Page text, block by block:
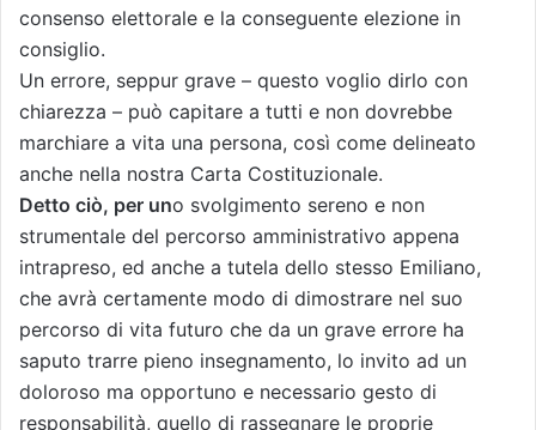
consenso elettorale e la conseguente elezione in
consiglio.
Un errore, seppur grave – questo voglio dirlo con
chiarezza – può capitare a tutti e non dovrebbe
marchiare a vita una persona, così come delineato
anche nella nostra Carta Costituzionale.
Detto ciò, per uno svolgimento sereno e non
strumentale del percorso amministrativo appena
intrapreso, ed anche a tutela dello stesso Emiliano,
che avrà certamente modo di dimostrare nel suo
percorso di vita futuro che da un grave errore ha
saputo trarre pieno insegnamento, lo invito ad un
doloroso ma opportuno e necessario gesto di
responsabilità, quello di rassegnare le proprie